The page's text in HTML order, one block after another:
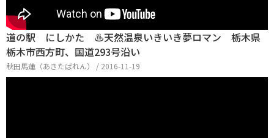
道の駅 にしかた ♨天然温泉いきいき夢ロマン 栃木県
栃木市西方町、国道293号沿い
秋田馬蓮（あきたばれん） / 2016-11-19